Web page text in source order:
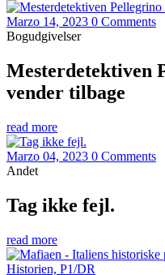
Marzo 14, 2023 0 Comments
Bogudgivelser
Mesterdetektiven
vender tilbage
read more
Marzo 04, 2023 0 Comments
Andet
Tag ikke fejl.
read more